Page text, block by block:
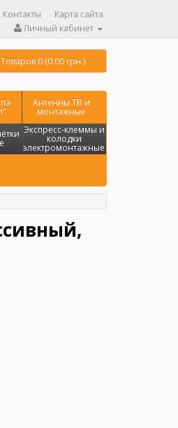
Контакты
Карта сайта
Личный кабинет
Товаров 0 (0.00 грн.)
Антенны ТВ и
монтажные
Экспресс-клеммы и
колодки
электромонтажные